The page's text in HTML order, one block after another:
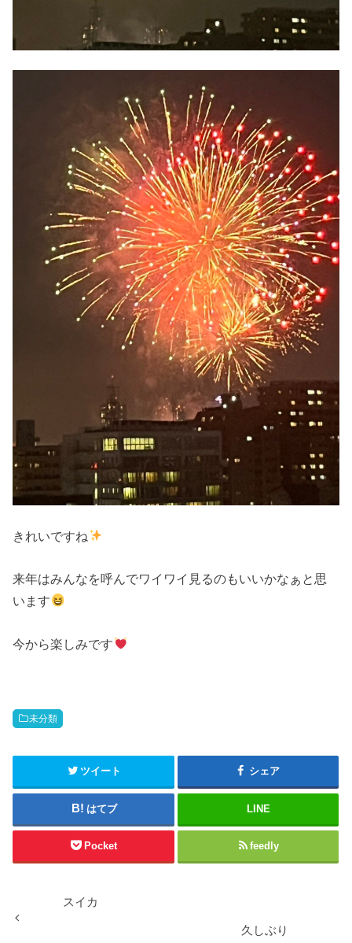
きれいですね
来年はみんなを呼んでワイワイ見るのもいいかなぁと思
います
今から楽しみです
未分類
ツイート シェア
はてブ LINE
Pocket feedly
スイカ
久しぶり